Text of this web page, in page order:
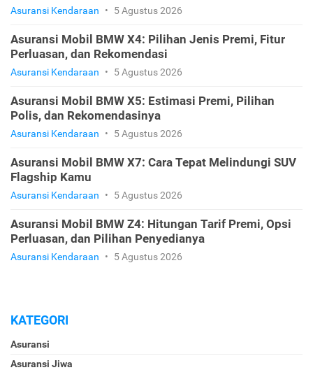
Asuransi Kendaraan • 5 Agustus 2026
Asuransi Mobil BMW X4: Pilihan Jenis Premi, Fitur
Perluasan, dan Rekomendasi
Asuransi Kendaraan • 5 Agustus 2026
Asuransi Mobil BMW X5: Estimasi Premi, Pilihan
Polis, dan Rekomendasinya
Asuransi Kendaraan • 5 Agustus 2026
Asuransi Mobil BMW X7: Cara Tepat Melindungi SUV
Flagship Kamu
Asuransi Kendaraan • 5 Agustus 2026
Asuransi Mobil BMW Z4: Hitungan Tarif Premi, Opsi
Perluasan, dan Pilihan Penyedianya
Asuransi Kendaraan • 5 Agustus 2026
KATEGORI
Asuransi
Asuransi Jiwa